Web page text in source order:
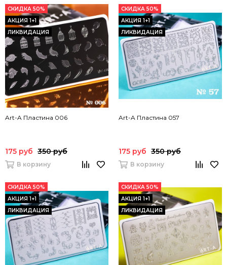
СКИДКА 50%
АКЦИЯ 1+1
ЛИКВИДАЦИЯ
Art-A Пластина 006
175 руб 350 руб
В корзину
СКИДКА 50%
АКЦИЯ 1+1
ЛИКВИДАЦИЯ
Art-A Пластина 057
175 руб 350 руб
В корзину
СКИДКА 50%
АКЦИЯ 1+1
ЛИКВИДАЦИЯ
СКИДКА 50%
АКЦИЯ 1+1
ЛИКВИДАЦИЯ